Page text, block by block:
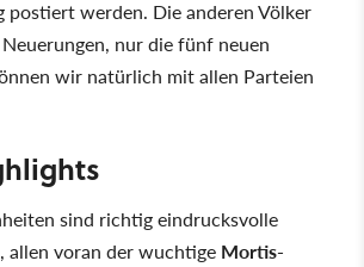
werden. Die anderen Völker
nur die fünf neuen
wir natürlich mit allen Parteien
sind richtig eindrucksvolle
allen voran der wuchtige Mortis-